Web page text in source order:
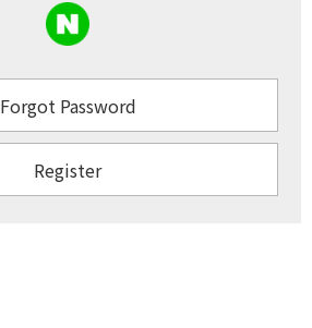
Forgot Password
Register